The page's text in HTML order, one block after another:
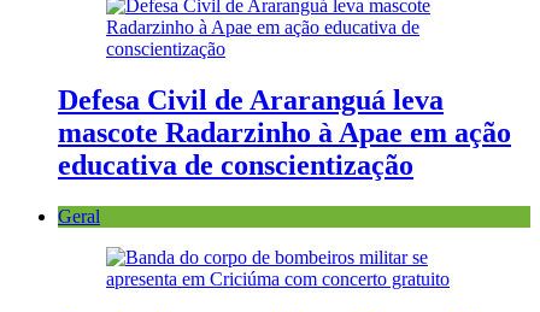
Defesa Civil de Araranguá leva
mascote Radarzinho à Apae em ação
educativa de conscientização
Geral